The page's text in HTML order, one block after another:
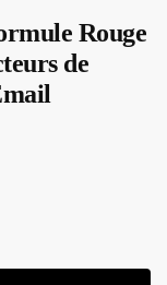
Rouge
de